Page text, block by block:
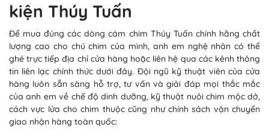
kiện Thúy Tuấn
Để mua đúng các dòng cám chim Thúy Tuấn chính hãng chất
lượng cao cho chú chim của mình, anh em nghệ nhân có thể
ghé trực tiếp địa chỉ cửa hàng hoặc liên hệ qua các kênh thông
tin liên lạc chính thức dưới đây. Đội ngũ kỹ thuật viên của cửa
hàng luôn sẵn sàng hỗ trợ, tư vấn và giải đáp mọi thắc mắc
của anh em về chế độ dinh dưỡng, kỹ thuật nuôi chim mộc dở,
cách vực lửa cho chim thuộc cũng như chính sách vận chuyển
giao nhận hàng toàn quốc: